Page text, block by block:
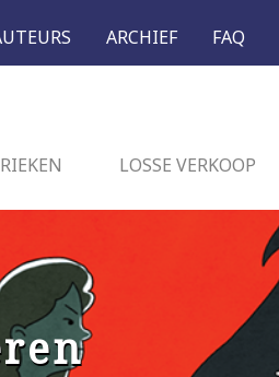
ARCHIEF FAQ
LOSSE VERKOOP